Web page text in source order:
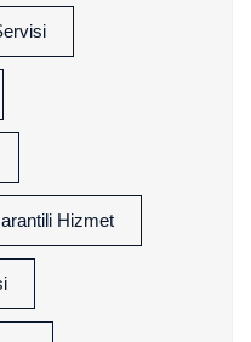
Hizmet